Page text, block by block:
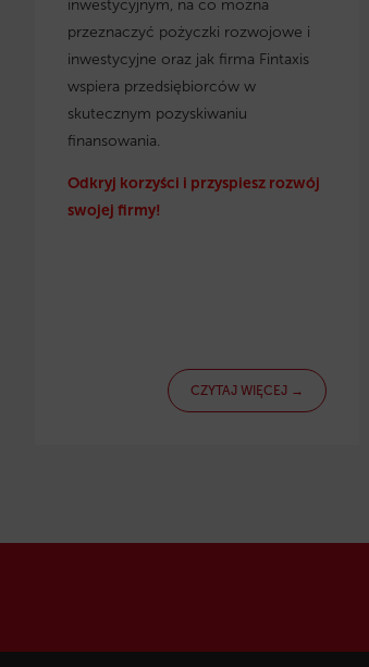
inwestycyjnym, na co można
przeznaczyć pożyczki rozwojowe i
inwestycyjne oraz jak firma Fintaxis
wspiera przedsiębiorców w
skutecznym pozyskiwaniu
finansowania.
Odkryj korzyści i przyspiesz rozwój
swojej firmy!
CZYTAJ WIĘCEJ →